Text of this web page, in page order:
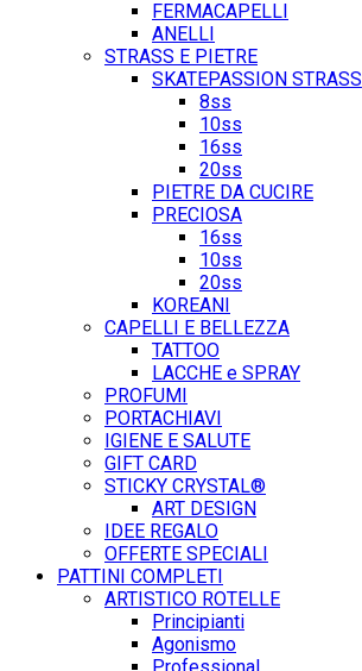
FERMACAPELLI
ANELLI
STRASS E PIETRE
SKATEPASSION STRASS
8ss
10ss
16ss
20ss
PIETRE DA CUCIRE
PRECIOSA
16ss
10ss
20ss
KOREANI
CAPELLI E BELLEZZA
TATTOO
LACCHE e SPRAY
PROFUMI
PORTACHIAVI
IGIENE E SALUTE
GIFT CARD
STICKY CRYSTAL®
ART DESIGN
IDEE REGALO
OFFERTE SPECIALI
PATTINI COMPLETI
ARTISTICO ROTELLE
Principianti
Agonismo